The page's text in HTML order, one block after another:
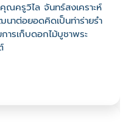
ณครูวิไล จันทร์สงเคราะห์
าต่อยอดคิดเป็นท่าร่ายรำ
รเก็บดอกไม้บูชาพระ